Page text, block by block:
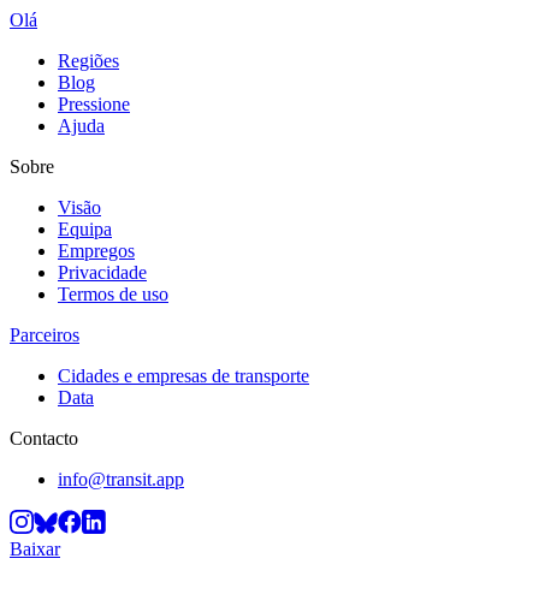
Olá
Regiões
Blog
Pressione
Ajuda
Sobre
Visão
Equipa
Empregos
Privacidade
Termos de uso
Parceiros
Cidades e empresas de transporte
Data
Contacto
info@transit.app
Baixar